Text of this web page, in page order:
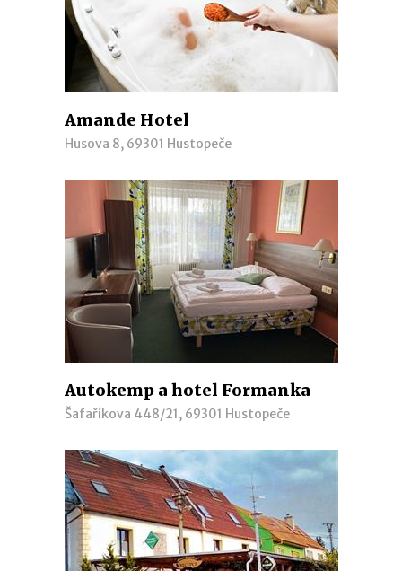
Amande Hotel
Husova 8, 69301 Hustopeče
Autokemp a hotel Formanka
Šafaříkova 448/21, 69301 Hustopeče